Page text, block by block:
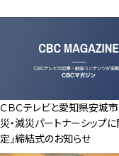
ＣＢＣテレビと愛知県安城市
災・減災パートナーシップ
定」締結式のお知らせ